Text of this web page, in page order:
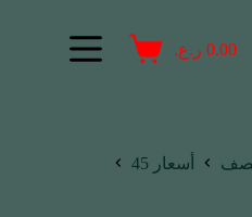
0.00 ر.ع.
أسعار 45